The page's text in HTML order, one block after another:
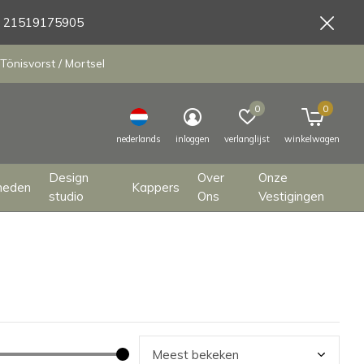
Design
studio
Kappers
Over
Ons
Onze
Vestigingen
nederlands inloggen verlanglijst
0
winkelwagen
0
/ Mortsel
21519175905